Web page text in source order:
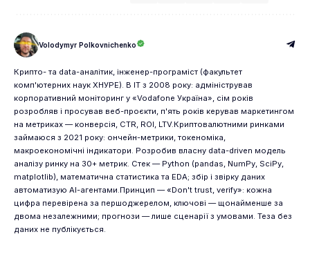
Volodymyr Polkovnichenko
Крипто- та data-аналітик, інженер-програміст (факультет
комп'ютерних наук ХНУРЕ). В IT з 2008 року: адміністрував
корпоративний моніторинг у «Vodafone Україна», сім років
розробляв і просував веб-проєкти, п'ять років керував маркетингом
на метриках — конверсія, CTR, ROI, LTV.Криптовалютними ринками
займаюся з 2021 року: ончейн-метрики, токеноміка,
макроекономічні індикатори. Розробив власну data-driven модель
аналізу ринку на 30+ метрик. Стек — Python (pandas, NumPy, SciPy,
matplotlib), математична статистика та EDA; збір і звірку даних
автоматизую AI-агентами.Принцип — «Don't trust, verify»: кожна
цифра перевірена за першоджерелом, ключові — щонайменше за
двома незалежними; прогнози — лише сценарії з умовами. Теза без
даних не публікується.